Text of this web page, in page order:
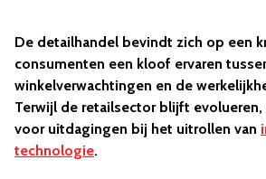
De detailhandel bevindt zich op een
consumenten een kloof ervaren
winkelverwachtingen en de
Terwijl de retailsector blijft
voor uitdagingen bij het uitrollen van
technologie.